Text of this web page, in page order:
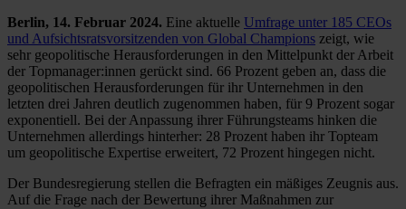
Berlin, 14. Februar 2024. Eine aktuelle Umfrage unter 185 CEOs
und Aufsichtsratsvorsitzenden von Global Champions zeigt, wie
sehr geopolitische Herausforderungen in den Mittelpunkt der Arbeit
der Topmanager:innen gerückt sind. 66 Prozent geben an, dass die
geopolitischen Herausforderungen für ihr Unternehmen in den
letzten drei Jahren deutlich zugenommen haben, für 9 Prozent sogar
exponentiell. Bei der Anpassung ihrer Führungsteams hinken die
Unternehmen allerdings hinterher: 28 Prozent haben ihr Topteam
um geopolitische Expertise erweitert, 72 Prozent hingegen nicht.
Der Bundesregierung stellen die Befragten ein mäßiges Zeugnis aus.
Auf die Frage nach der Bewertung ihrer Maßnahmen zur